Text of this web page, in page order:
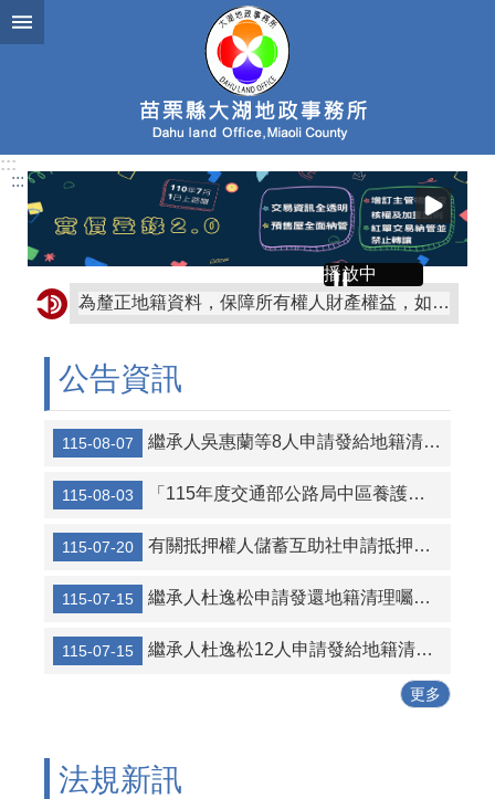
跳到主要內容區塊
:::
:::
播放中
為釐正地籍資料，保障所有權人財產權益，如收到公文通知有土地及建物無記載統一編號情形，請到地政事務所辦理統一編號更正登記！
公告資訊
115-08-07 繼承人吳惠蘭等8人申請發給地籍清理代為標售價金徵詢異議之公告及清冊
115-08-03 「115年度交通部公路局中區養護工程分局競標購買經管省道私有既成道路土地」第2次招標公告
115-07-20 有關抵押權人儲蓄互助社申請抵押權設定登記案件
115-07-15 繼承人杜逸松申請發還地籍清理囑託登記為國有土地，經審查無誤之公告及清冊
115-07-15 繼承人杜逸松12人申請發給地籍清理代為標售價金徵詢異議之公告及清冊
更多
法規新訊